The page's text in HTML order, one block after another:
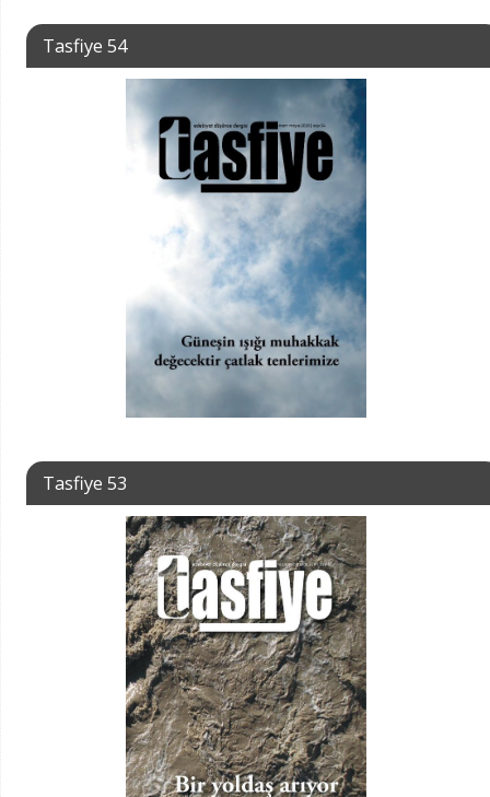
Tasfiye 54
Tasfiye 53